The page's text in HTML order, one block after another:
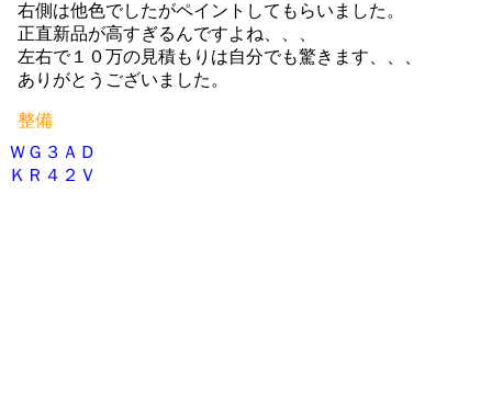
右側は他色でしたがペイントしてもらいました。
正直新品が高すぎるんですよね、、、
左右で１０万の見積もりは自分でも驚きます、、、
ありがとうございました。
整備
投
ＷＧ３ＡＤ
ＫＲ４２Ｖ